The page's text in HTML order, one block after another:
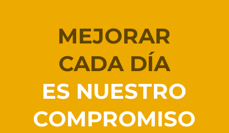
MEJORAR
CADA DÍA
ES NUESTRO
COMPROMISO